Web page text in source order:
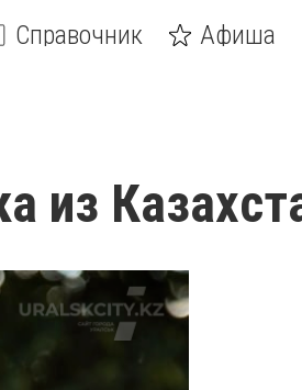
Справочник Афиша
из